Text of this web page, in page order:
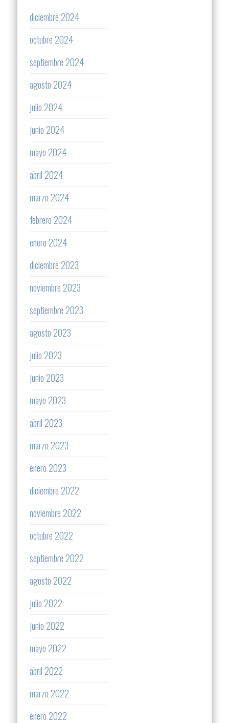
diciembre 2024
octubre 2024
septiembre 2024
agosto 2024
julio 2024
junio 2024
mayo 2024
abril 2024
marzo 2024
febrero 2024
enero 2024
diciembre 2023
noviembre 2023
septiembre 2023
agosto 2023
julio 2023
junio 2023
mayo 2023
abril 2023
marzo 2023
enero 2023
diciembre 2022
noviembre 2022
octubre 2022
septiembre 2022
agosto 2022
julio 2022
junio 2022
mayo 2022
abril 2022
marzo 2022
enero 2022